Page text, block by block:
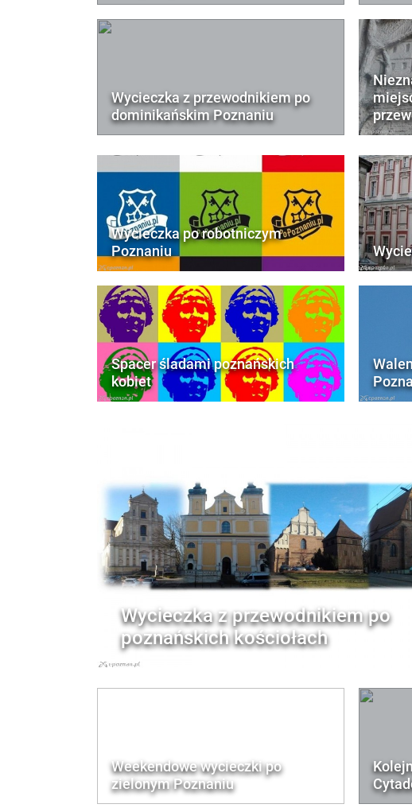
Wycieczka z przewodnikiem po
dominikańskim Poznaniu
Wycieczka po robotniczym
Poznaniu
Spacer śladami poznańskich
kobiet
Wycieczka z przewodnikiem po
poznańskich kościołach
Weekendowe wycieczki po
zielonym Poznaniu